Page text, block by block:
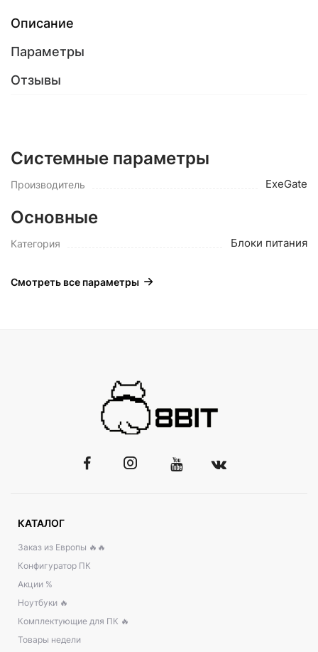
Описание
Параметры
Отзывы
Системные параметры
Производитель ExeGate
Основные
Категория Блоки питания
Смотреть все параметры
КАТАЛОГ
Заказ из Европы 🔥🔥
Конфигуратор ПК
Акции %
Ноутбуки 🔥
Комплектующие для ПК 🔥
Товары недели